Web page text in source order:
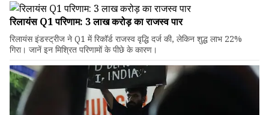
रिलायंस Q1 परिणाम: ₹3 लाख करोड़ का राजस्व पार
रिलायंस इंडस्ट्रीज ने Q1 में रिकॉर्ड राजस्व वृद्धि दर्ज की, लेकिन शुद्ध लाभ 22%
गिरा। जानें इन मिश्रित परिणामों के पीछे के कारण।